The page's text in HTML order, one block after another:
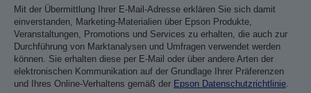
Mit der Übermittlung Ihrer E-Mail-Adresse erklären Sie sich damit
einverstanden, Marketing-Materialien über Epson Produkte,
Veranstaltungen, Promotions und Services zu erhalten, die auch zur
Durchführung von Marktanalysen und Umfragen verwendet werden
können. Sie erhalten diese per E-Mail oder über andere Arten der
elektronischen Kommunikation auf der Grundlage Ihrer Präferenzen
und Ihres Online-Verhaltens gemäß der Epson Datenschutzrichtlinie